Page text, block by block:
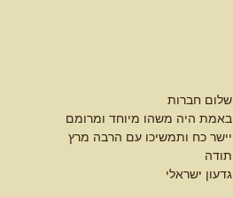
שלום חברות
באמת היה משהו מיוחד ומרומם
יישר כח ותמשיכו עם הרבה מרץ
תודה
גדעון ישראלי